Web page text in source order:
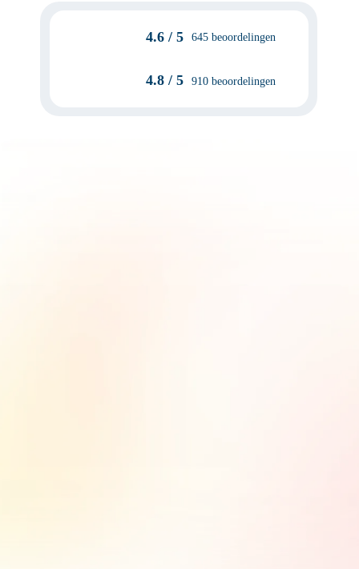
4.6 / 5 645 beoordelingen
4.8 / 5 910 beoordelingen